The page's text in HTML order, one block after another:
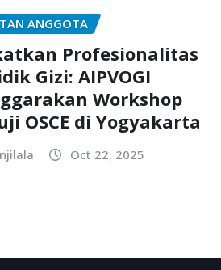
ANGGOTA
Profesionalitas
Gizi: AIPVOGI
Workshop
OSCE di Yogyakarta
Oct 22, 2025